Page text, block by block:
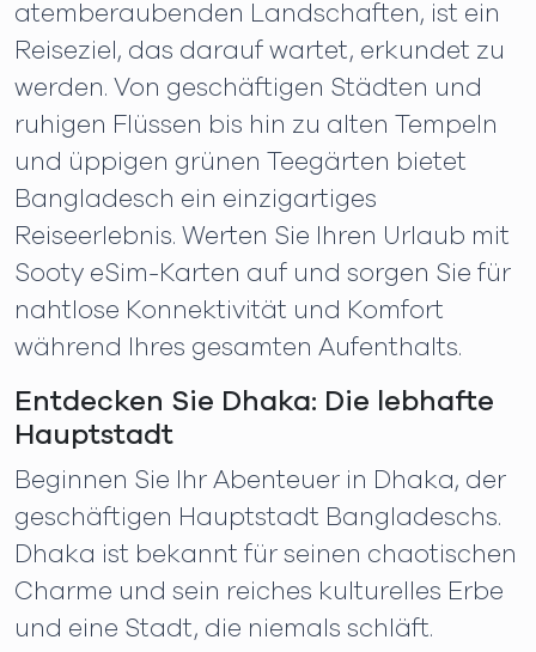
atemberaubenden Landschaften, ist ein
Reiseziel, das darauf wartet, erkundet zu
werden. Von geschäftigen Städten und
ruhigen Flüssen bis hin zu alten Tempeln
und üppigen grünen Teegärten bietet
Bangladesch ein einzigartiges
Reiseerlebnis. Werten Sie Ihren Urlaub mit
Sooty eSim-Karten auf und sorgen Sie für
nahtlose Konnektivität und Komfort
während Ihres gesamten Aufenthalts.
Entdecken Sie Dhaka: Die lebhafte
Hauptstadt
Beginnen Sie Ihr Abenteuer in Dhaka, der
geschäftigen Hauptstadt Bangladeschs.
Dhaka ist bekannt für seinen chaotischen
Charme und sein reiches kulturelles Erbe
und eine Stadt, die niemals schläft.